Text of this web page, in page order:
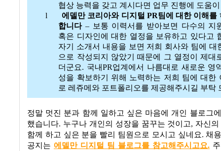
협상 능력을 갖고 계시다면 업무 진행에 도움
l
에델만 코리아와 디지털 PR팀에 대한 이해를
합니다 – 보통 이력서를 받아보면 다수의 지
혹은 디자인에 대한 열정을 보유하고 있다고
자기 소개서 내용을 보면 저희 회사와 팀에 대
으로 작성되지 않았기 때문에 그 열정이 제대
더군요. 국내PR업계에서 나름대로 새로운 영
성을 확보하기 위해 노력하는 저희 팀에 대한
로 레쥬메와 포트폴리오를 제공해주시길 부탁
정말 멋진 분과 함께 일하고 싶은 마음에 개인 블로그
했습니다. 누구나 개인의 성장을 꿈꾸는 것이고, 자신
함께 하고 싶은 분을 빨리 팀원으로 모시고 싶네요. 채
공지는 에델만 디지털 팀 블로그를 참고해주시고요.